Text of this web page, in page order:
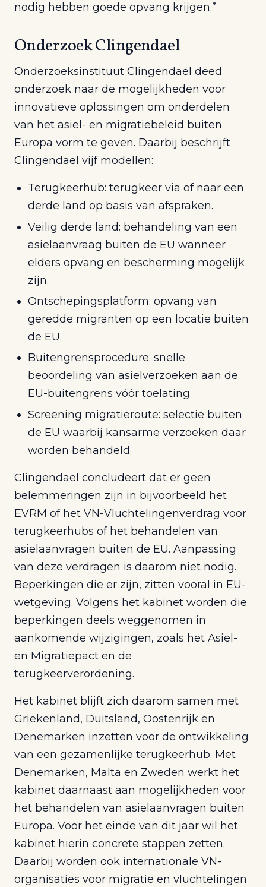
nodig hebben goede opvang krijgen.”
Onderzoek Clingendael
Onderzoeksinstituut Clingendael deed
onderzoek naar de mogelijkheden voor
innovatieve oplossingen om onderdelen
van het asiel- en migratiebeleid buiten
Europa vorm te geven. Daarbij beschrijft
Clingendael vijf modellen:
Terugkeerhub: terugkeer via of naar een
derde land op basis van afspraken.
Veilig derde land: behandeling van een
asielaanvraag buiten de EU wanneer
elders opvang en bescherming mogelijk
zijn.
Ontschepingsplatform: opvang van
geredde migranten op een locatie buiten
de EU.
Buitengrensprocedure: snelle
beoordeling van asielverzoeken aan de
EU-buitengrens vóór toelating.
Screening migratieroute: selectie buiten
de EU waarbij kansarme verzoeken daar
worden behandeld.
Clingendael concludeert dat er geen
belemmeringen zijn in bijvoorbeeld het
EVRM of het VN-Vluchtelingenverdrag voor
terugkeerhubs of het behandelen van
asielaanvragen buiten de EU. Aanpassing
van deze verdragen is daarom niet nodig.
Beperkingen die er zijn, zitten vooral in EU-
wetgeving. Volgens het kabinet worden die
beperkingen deels weggenomen in
aankomende wijzigingen, zoals het Asiel-
en Migratiepact en de
terugkeerverordening.
Het kabinet blijft zich daarom samen met
Griekenland, Duitsland, Oostenrijk en
Denemarken inzetten voor de ontwikkeling
van een gezamenlijke terugkeerhub. Met
Denemarken, Malta en Zweden werkt het
kabinet daarnaast aan mogelijkheden voor
het behandelen van asielaanvragen buiten
Europa. Voor het einde van dit jaar wil het
kabinet hierin concrete stappen zetten.
Daarbij worden ook internationale VN-
organisaties voor migratie en vluchtelingen